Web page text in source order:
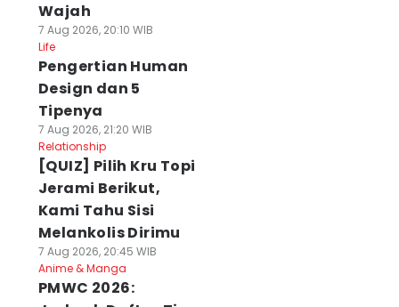
Wajah
7 Aug 2026, 20:10 WIB
Life
Pengertian Human
Design dan 5
Tipenya
7 Aug 2026, 21:20 WIB
Relationship
[QUIZ] Pilih Kru Topi
Jerami Berikut,
Kami Tahu Sisi
Melankolis Dirimu
7 Aug 2026, 20:45 WIB
Anime & Manga
PMWC 2026: